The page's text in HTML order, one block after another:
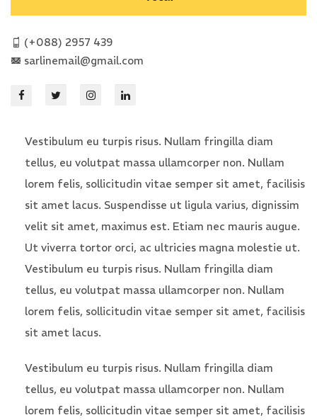
(+088) 2957 439
sarlinemail@gmail.com
Vestibulum eu turpis risus. Nullam fringilla diam
tellus, eu volutpat massa ullamcorper non. Nullam
lorem felis, sollicitudin vitae semper sit amet, facilisis
sit amet lacus. Suspendisse ut ligula varius, dignissim
velit sit amet, maximus est. Etiam nec mauris augue.
Ut viverra tortor orci, ac ultricies magna molestie ut.
Vestibulum eu turpis risus. Nullam fringilla diam
tellus, eu volutpat massa ullamcorper non. Nullam
lorem felis, sollicitudin vitae semper sit amet, facilisis
sit amet lacus.
Vestibulum eu turpis risus. Nullam fringilla diam
tellus, eu volutpat massa ullamcorper non. Nullam
lorem felis, sollicitudin vitae semper sit amet, facilisis